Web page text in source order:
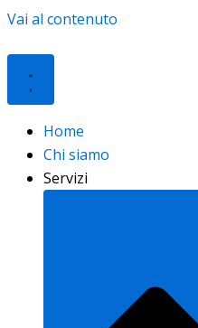
Vai al contenuto
Home
Chi siamo
Servizi